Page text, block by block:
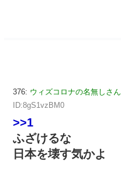
376: ウィズコロナの名無しさん
ID:8gS1vzBM0
>>1
ふざけるな
日本を壊す気かよ